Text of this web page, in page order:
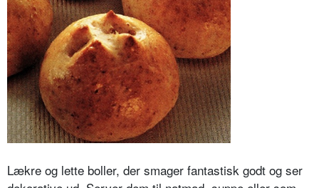
Lækre og lette boller, der smager fantastisk godt og ser